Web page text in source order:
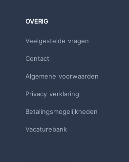
OVERIG
Veelgestelde vragen
Contact
Algemene voorwaarden
Privacy verklaring
Betalingsmogelijkheden
Vacaturebank